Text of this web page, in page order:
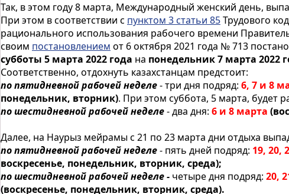
Так, в этом году 8 марта, Международный женский день,
При этом в соответствии с пунктом 3 статьи 85Трудового
рационального использования рабочего времени
своим постановлением от 6 октября 2021 года № 713
субботы 5 марта 2022 года на понедельник 7 марта 2022
Соответственно, отдохнуть казахстанцам предстоит:
по пятидневной рабочей неделе- три дня подряд: 6, 7 и 8
понедельник, вторник). При этом суббота, 5 марта, будет
по шестидневной рабочей неделе- два дня: 6 и 8 марта
Далее, на Наурыз мейрамы с 21 по 23 марта дни отдыха
по пятидневной рабочей неделе- пять дней подряд: 19, 20,
воскресенье, понедельник, вторник, среда);
по шестидневной рабочей неделе - четыре дня подряд: 20,
(воскресенье, понедельник, вторник, среда).